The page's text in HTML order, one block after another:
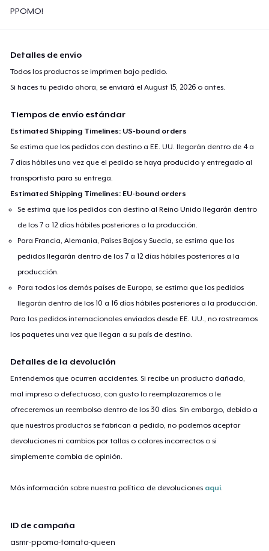
PPOMO!
Detalles de envío
Todos los productos se imprimen bajo pedido.
Si haces tu pedido ahora, se enviará elAugust 15, 2026 o antes.
Tiempos de envío estándar
Estimated Shipping Timelines: US-bound orders
Se estima que los pedidos con destino a EE. UU. llegarán dentro de 4 a
7 días hábiles una vez que el pedido se haya producido y entregado al
transportista para su entrega.
Estimated Shipping Timelines: EU-bound orders
Se estima que los pedidos con destino al Reino Unido llegarán dentro
de los 7 a 12 días hábiles posteriores a la producción.
Para Francia, Alemania, Países Bajos y Suecia, se estima que los
pedidos llegarán dentro de los 7 a 12 días hábiles posteriores a la
producción.
Para todos los demás países de Europa, se estima que los pedidos
llegarán dentro de los 10 a 16 días hábiles posteriores a la producción.
Para los pedidos internacionales enviados desde EE. UU., no rastreamos
los paquetes una vez que llegan a su país de destino.
Detalles de la devolución
Entendemos que ocurren accidentes. Si recibe un producto dañado,
mal impreso o defectuoso, con gusto lo reemplazaremos o le
ofreceremos un reembolso dentro de los 30 días. Sin embargo, debido a
que nuestros productos se fabrican a pedido, no podemos aceptar
devoluciones ni cambios por tallas o colores incorrectos o si
simplemente cambia de opinión.
Más información sobre nuestra política de devoluciones aquí.
ID de campaña
asmr-ppomo-tomato-queen